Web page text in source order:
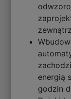
energią
godzin